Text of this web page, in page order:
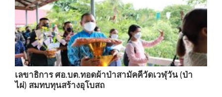
เลขาธิการ ศอ.บต.ทอดผ้าป่าสามัคคีวัดเวฬุวัน (ป่า
ไผ่) สมทบทุนสร้างอุโบสถ